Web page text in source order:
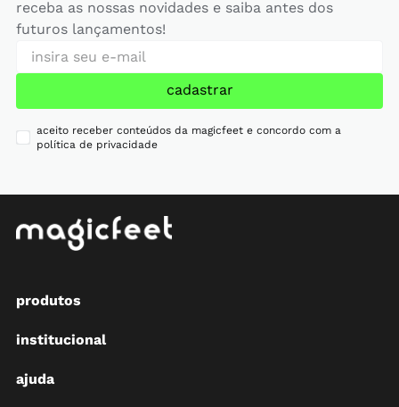
receba as nossas novidades e saiba antes dos
futuros lançamentos!
cadastrar
aceito receber conteúdos da magicfeet e concordo com a
política de privacidade
produtos
institucional
ajuda